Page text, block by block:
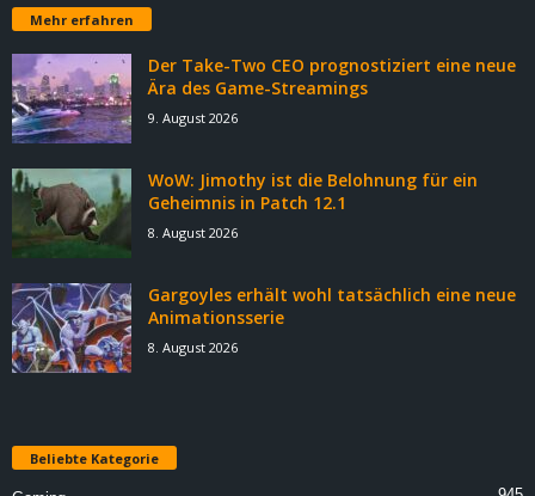
Mehr erfahren
Der Take-Two CEO prognostiziert eine neue
Ära des Game-Streamings
9. August 2026
WoW: Jimothy ist die Belohnung für ein
Geheimnis in Patch 12.1
8. August 2026
Gargoyles erhält wohl tatsächlich eine neue
Animationsserie
8. August 2026
Beliebte Kategorie